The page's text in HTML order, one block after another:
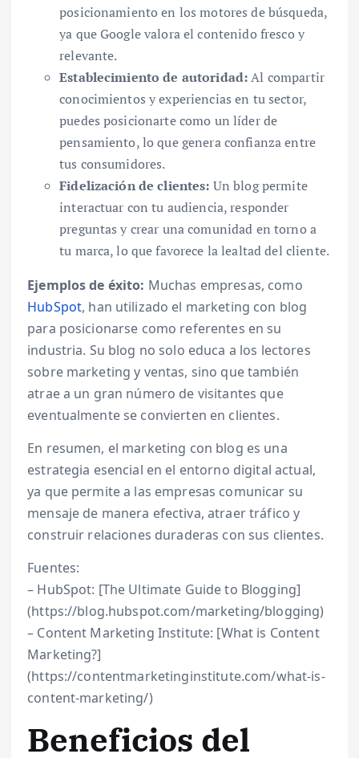
posicionamiento en los motores de búsqueda,
ya que Google valora el contenido fresco y
relevante.
Establecimiento de autoridad:Al compartir
conocimientos y experiencias en tu sector,
puedes posicionarte como un líder de
pensamiento, lo que genera confianza entre
tus consumidores.
Fidelización de clientes: Un blog permite
interactuar con tu audiencia, responder
preguntas y crear una comunidad en torno a
tu marca, lo que favorece la lealtad del cliente.
Ejemplos de éxito: Muchas empresas, como
HubSpot, han utilizado el marketing con blog
para posicionarse como referentes en su
industria. Su blog no solo educa a los lectores
sobre marketing y ventas, sino que también
atrae a un gran número de visitantes que
eventualmente se convierten en clientes.
En resumen, el marketing con blog es una
estrategia esencial en el entorno digital actual,
ya que permite a las empresas comunicar su
mensaje de manera efectiva, atraer tráfico y
construir relaciones duraderas con sus clientes.
Fuentes:
– HubSpot: [The Ultimate Guide to Blogging]
(https://blog.hubspot.com/marketing/blogging)
– Content Marketing Institute: [What is Content
Marketing?]
(https://contentmarketinginstitute.com/what-is-
content-marketing/)
Beneficios del